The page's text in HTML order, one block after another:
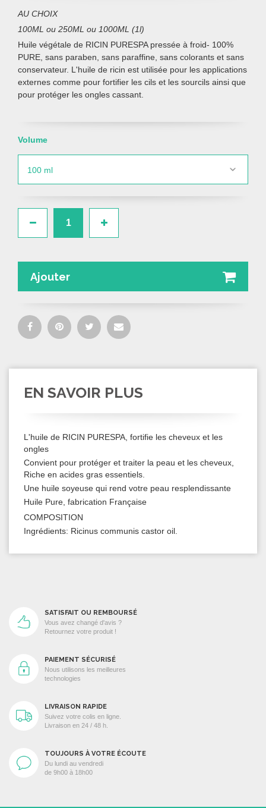
AU CHOIX
100ML ou 250ML ou 1000ML (1l)
Huile végétale de RICIN PURESPA pressée à froid- 100%
PURE, sans paraben, sans paraffine, sans colorants et sans
conservateur. L'huile de ricin est utilisée pour les applications
externes comme pour fortifier les cils et les sourcils ainsi que
pour protéger les ongles cassant.
Volume
Ajouter
EN SAVOIR PLUS
L'huile de RICIN PURESPA, fortifie les cheveux et les
ongles
Convient pour protéger et traiter la peau et les cheveux,
Riche en acides gras essentiels.
Une huile soyeuse qui rend votre peau resplendissante
Huile Pure, fabrication Française
COMPOSITION
Ingrédients: Ricinus communis castor oil.
SATISFAIT OU REMBOURSÉ
Vous avez changé d'avis ?
Retournez votre produit !
PAIEMENT SÉCURISÉ
Nous utilisons les meilleures
technologies
LIVRAISON RAPIDE
Suivez votre colis en ligne.
Livraison en 24 / 48 h.
TOUJOURS À VOTRE ÉCOUTE
Du lundi au vendredi
de 9h00 à 18h00